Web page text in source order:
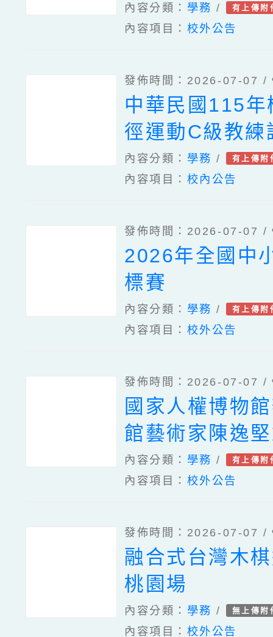
內容分類： 學務 / 有上傳附
內容項目： 校外公告
發佈時間：2026-07-07 /
中華民國115年
徑運動C級教練
內容分類： 學務 / 有上傳附
內容項目： 校內公告
發佈時間：2026-07-07 /
2026年全國中
標賽
內容分類： 學務 / 有上傳附
內容項目： 校外公告
發佈時間：2026-07-07 /
國家人權博物
館藝術家陳逸
會｜狂喜的真
為臺灣國族心
內容分類： 學務 / 有上傳附
內容項目： 校外公告
發佈時間：2026-07-07 /
融合式台灣木
桃園場
內容分類： 學務 / 無上傳附
內容項目： 校外公告